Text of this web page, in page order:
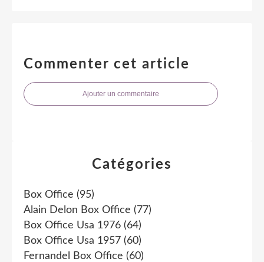
Commenter cet article
Ajouter un commentaire
Catégories
Box Office (95)
Alain Delon Box Office (77)
Box Office Usa 1976 (64)
Box Office Usa 1957 (60)
Fernandel Box Office (60)